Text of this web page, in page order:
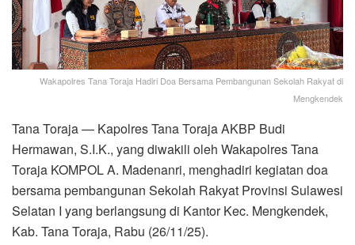
Wakapolres Tana Toraja Hadiri Doa Bersama Pembangunan Sekolah Rakyat di
Mengkendek
Tana Toraja — Kapolres Tana Toraja AKBP Budi
Hermawan, S.I.K., yang diwakili oleh Wakapolres Tana
Toraja KOMPOL A. Madenanri, menghadiri kegiatan doa
bersama pembangunan Sekolah Rakyat Provinsi Sulawesi
Selatan I yang berlangsung di Kantor Kec. Mengkendek,
Kab. Tana Toraja, Rabu (26/11/25).